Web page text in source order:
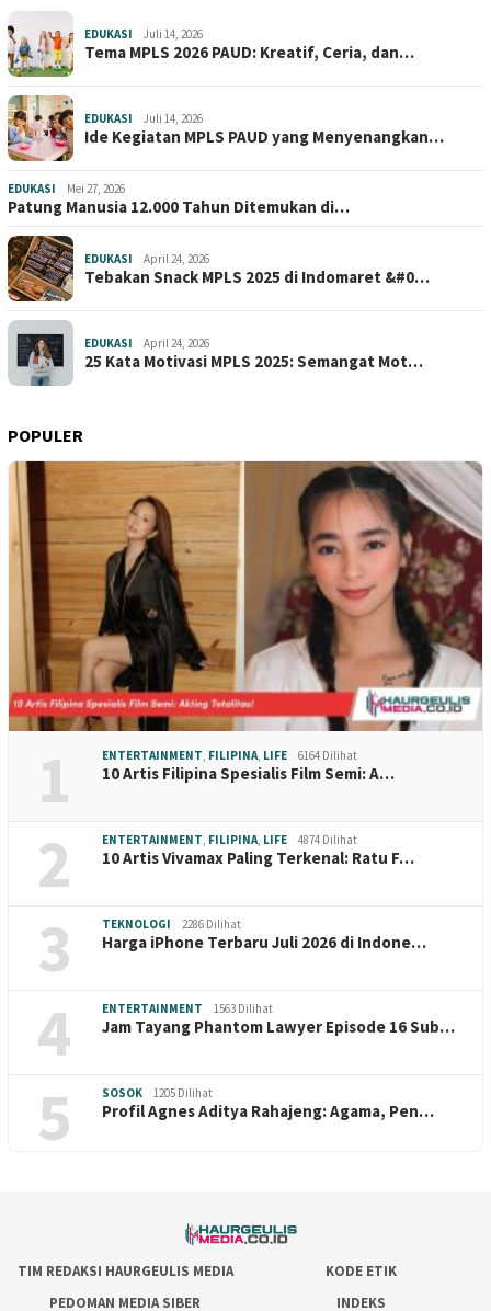
EDUKASI Juli 14, 2026
Tema MPLS 2026 PAUD: Kreatif, Ceria, dan…
EDUKASI Juli 14, 2026
Ide Kegiatan MPLS PAUD yang Menyenangkan…
EDUKASI Mei 27, 2026
Patung Manusia 12.000 Tahun Ditemukan di…
EDUKASI April 24, 2026
Tebakan Snack MPLS 2025 di Indomaret &#0…
EDUKASI April 24, 2026
25 Kata Motivasi MPLS 2025: Semangat Mot…
POPULER
1 ENTERTAINMENT, FILIPINA, LIFE 6164 Dilihat
10 Artis Filipina Spesialis Film Semi: A…
2 ENTERTAINMENT, FILIPINA, LIFE 4874 Dilihat
10 Artis Vivamax Paling Terkenal: Ratu F…
3 TEKNOLOGI 2286 Dilihat
Harga iPhone Terbaru Juli 2026 di Indone…
4 ENTERTAINMENT 1563 Dilihat
Jam Tayang Phantom Lawyer Episode 16 Sub…
5 SOSOK 1205 Dilihat
Profil Agnes Aditya Rahajeng: Agama, Pen…
TIM REDAKSI HAURGEULIS MEDIA
KODE ETIK
PEDOMAN MEDIA SIBER
INDEKS